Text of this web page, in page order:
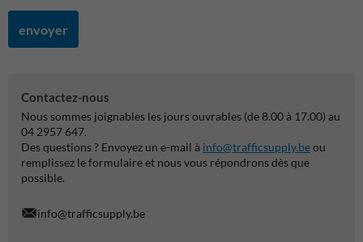
envoyer
Contactez-nous
Nous sommes joignables les jours ouvrables (de 8.00 à 17.00) au
04 2957 647.
Des questions ? Envoyez un e-mail à info@trafficsupply.beou
remplissez le formulaire et nous vous répondrons dès que
possible.
info@trafficsupply.be